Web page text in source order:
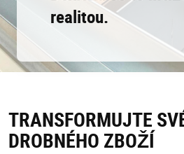
realitou.
TRANSFORMUJTE
DROBNÉHO ZBOŽÍ